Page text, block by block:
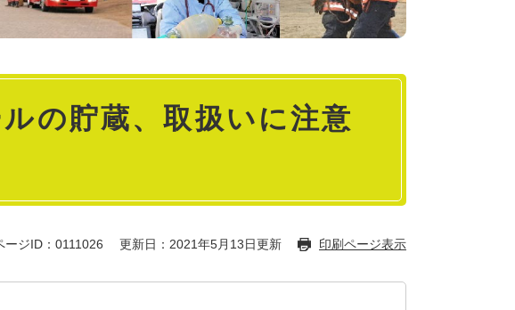
の貯蔵、取扱いに注意
ージID：0111026 更新日：2021年5月13日更新 印刷ページ表示